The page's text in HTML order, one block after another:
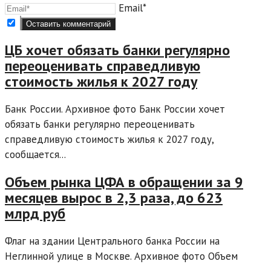
Email*
ЦБ хочет обязать банки регулярно
переоценивать справедливую
стоимость жилья к 2027 году
Банк России. Архивное фото Банк России хочет
обязать банки регулярно переоценивать
справедливую стоимость жилья к 2027 году,
сообщается...
Объем рынка ЦФА в обращении за 9
месяцев вырос в 2,3 раза, до 623
млрд руб
Флаг на здании Центрального банка России на
Неглинной улице в Москве. Архивное фото Объем